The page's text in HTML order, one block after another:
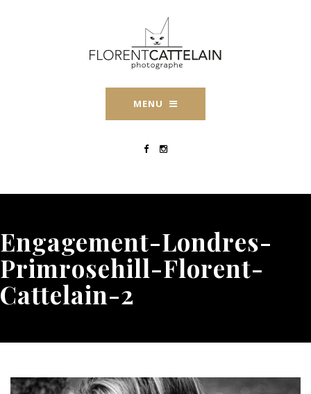
MENU
Engagement-Londres-
Primrosehill-Florent-
Cattelain-2